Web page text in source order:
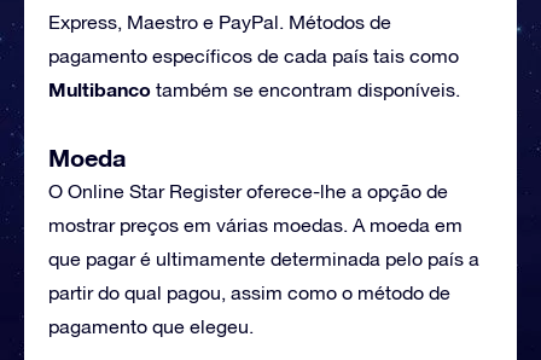
Express, Maestro e PayPal. Métodos de
pagamento específicos de cada país tais como
Multibanco também se encontram disponíveis.
Moeda
O Online Star Register oferece-lhe a opção de
mostrar preços em várias moedas. A moeda em
que pagar é ultimamente determinada pelo país a
partir do qual pagou, assim como o método de
pagamento que elegeu.